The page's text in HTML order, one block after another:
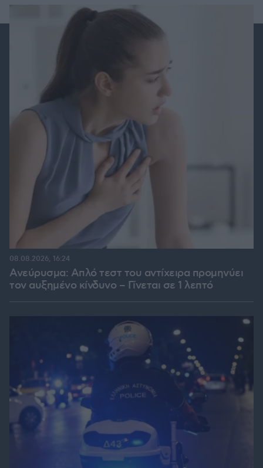
Ανεύρυσμα: Απλό τεστ του αντίχειρα προμηνύει
τον αυξημένο κίνδυνο – Γίνεται σε 1 λεπτό
08.08.2026, 16:24